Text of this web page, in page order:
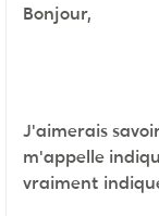
Bonjour,
J'aimerais
m'appelle
vraiment